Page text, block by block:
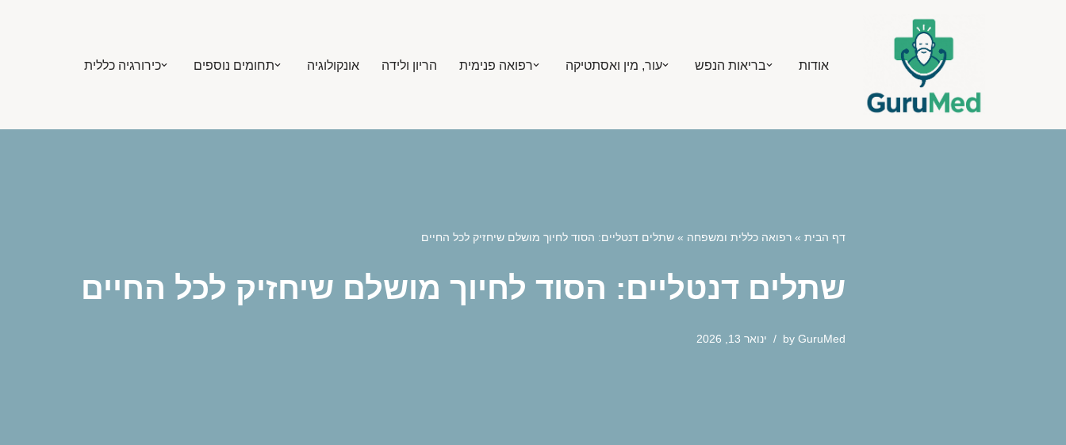
אודות בריאות הנפש עור, מין ואסתטיקה רפואה פנימית הריון ולידה אונקולוגיה תחומים נוספים כירורגיה כללית
דף הבית » רפואה כללית ומשפחה » שתלים דנטליים: הסוד לחיוך מושלם שיחזיק לכל החיים
שתלים דנטליים: הסוד לחיוך מושלם שיחזיק לכל החיים
by GuruMed ינואר 13, 2026